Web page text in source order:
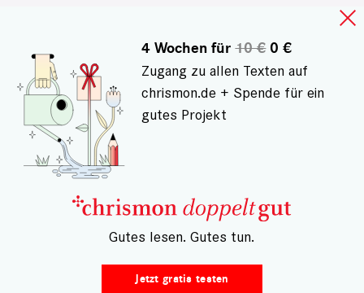
4 Wochen für10 €0 €
Zugang zu allen Texten auf
chrismon.de + Spende für ein
gutes Projekt
– Gutes lesen. Gutes tun.
Jetzt gratis testen